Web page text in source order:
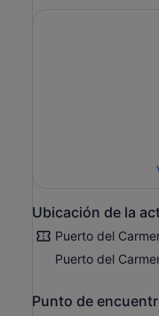
Ubicación de la
Puerto del
Puerto del
Punto de